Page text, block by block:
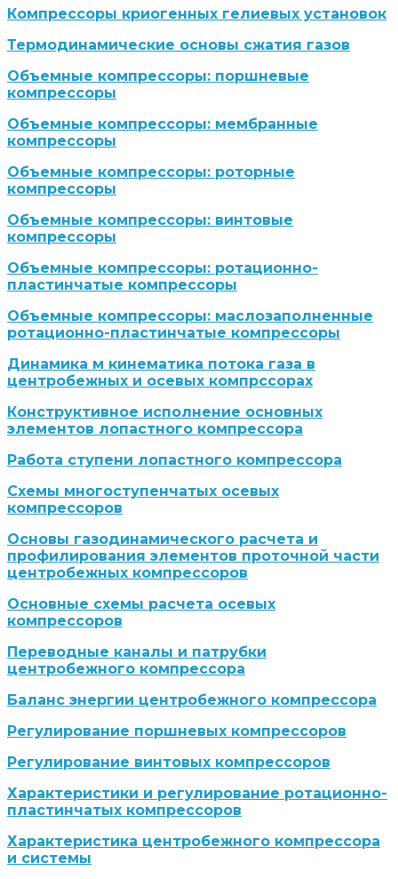
Компрессоры криогенных гелиевых установок
Термодинамические основы сжатия газов
Объемные компрессоры: поршневые
компрессоры
Объемные компрессоры: мембранные
компрессоры
Объемные компрессоры: роторные
компрессоры
Объемные компрессоры: винтовые
компрессоры
Объемные компрессоры: ротационно-
пластинчатые компрессоры
Объемные компрессоры: маслозаполненные
ротационно-пластинчатые компрессоры
Динамика м кинематика потока газа в
центробежных и осевых компрссорах
Конструктивное исполнение основных
элементов лопастного компрессора
Работа ступени лопастного компрессора
Схемы многоступенчатых осевых
компрессоров
Основы газодинамического расчета и
профилирования элементов проточной части
центробежных компрессоров
Основные схемы расчета осевых
компрессоров
Переводные каналы и патрубки
центробежного компрессора
Баланс энергии центробежного компрессора
Регулирование поршневых компрессоров
Регулирование винтовых компрессоров
Характеристики и регулирование ротационно-
пластинчатых компрессоров
Характеристика центробежного компрессора
и системы